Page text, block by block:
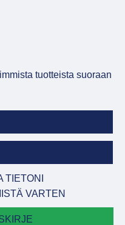
tuotteista suoraan
VARTEN